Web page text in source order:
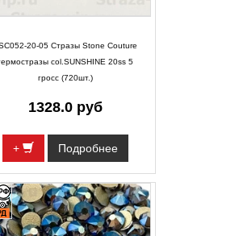
20-05 Стразы Stone Couture
col.SUNSHINE 20ss 5
гросс (720шт.)
1328.0 руб
+ Подробнее